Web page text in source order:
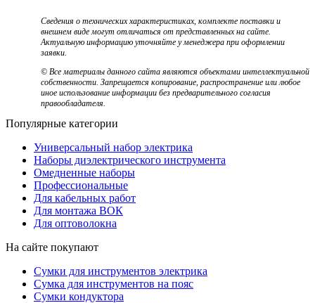
Сведения о технических характеристиках, комплекте поставки и
внешнем виде могут отличаться от представленных на сайте.
Актуальную информацию уточняйте у менеджера при оформлении
заявки.
© Все материалы данного сайта являются объектами интеллектуальной
собственности. Запрещается копирование, распространение или любое
иное использование информации без предварительного согласия
правообладателя.
Популярные категории
Универсальный набор электрика
Наборы диэлектрического инструмента
Омедненные наборы
Профессиональные
Для кабельных работ
Для монтажа ВОК
Для оптоволокна
На сайте покупают
Сумки для инструментов электрика
Сумка для инструментов на пояс
Сумки кондуктора